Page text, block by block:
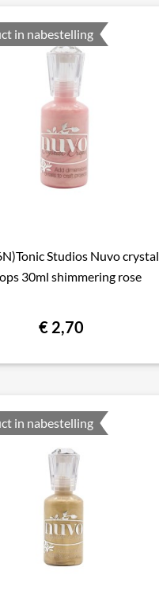
in nabestelling
 Snel bekijken
Studios Nuvo crystal
30ml shimmering rose
€ 2,70
in nabestelling